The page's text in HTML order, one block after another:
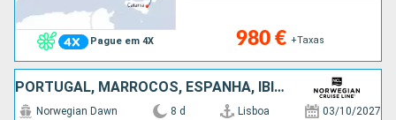
Pague em 4X 980 € +Taxas
PORTUGAL, MARROCOS, ESPANHA, IBIZA
Norwegian Dawn 8 d Lisboa 03/10/2027